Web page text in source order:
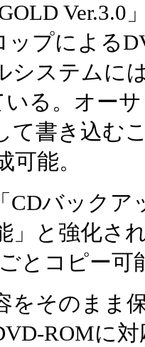
Ver.3.0
プによる
システムに
いる。オー
て書き込む
能。
バックア
」と強化さ
とコピー可
そのまま
ROMに